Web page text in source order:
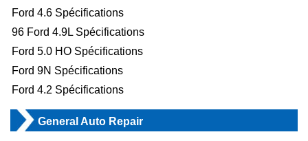
Ford 4.6 Spécifications
96 Ford 4.9L Spécifications
Ford 5.0 HO Spécifications
Ford 9N Spécifications
Ford 4.2 Spécifications
General Auto Repair